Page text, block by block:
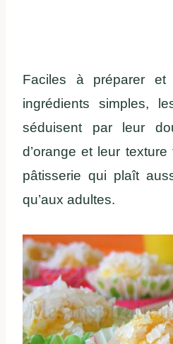
Faciles à préparer et
ingrédients simples,
séduisent par leur
d’orange et leur texture
pâtisserie qui plaît
qu’aux adultes.